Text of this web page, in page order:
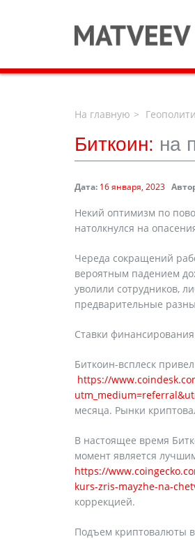
На главную
Биткоин: на
Дата: 16 января, 2023
Некий оптимизм по
натолкнулся на
Череда сокращений
вероятным падением
уволили сотрудников,
предварительные
Ставки
Биткоин-всплеск
https://
месяца. Рынки
В настоящее время
момент является
https://
kurs-zris-mayzhe-na-
коррекцией.
Подъем криптовалюты